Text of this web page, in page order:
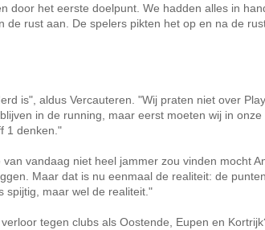
door het eerste doelpunt. We hadden alles in
rust aan. De spelers pikten het op en na de
is", aldus Vercauteren. "Wij praten niet over
in de running, maar eerst moeten wij in
1 denken."
vandaag niet heel jammer zou vinden mocht
Maar dat is nu eenmaal de realiteit: de
spijtig, maar wel de realiteit."
tegen clubs als Oostende, Eupen en